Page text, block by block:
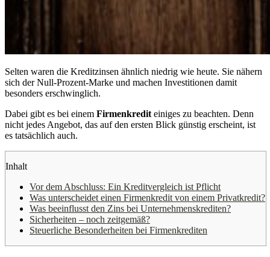
Selten waren die Kreditzinsen ähnlich niedrig wie heute. Sie nähern
sich der Null-Prozent-Marke und machen Investitionen damit
besonders erschwinglich.
Dabei gibt es bei einem Firmenkredit einiges zu beachten. Denn
nicht jedes Angebot, das auf den ersten Blick günstig erscheint, ist
es tatsächlich auch.
Inhalt
Vor dem Abschluss: Ein Kreditvergleich ist Pflicht
Was unterscheidet einen Firmenkredit von einem Privatkredit?
Was beeinflusst den Zins bei Unternehmenskrediten?
Sicherheiten – noch zeitgemäß?
Steuerliche Besonderheiten bei Firmenkrediten